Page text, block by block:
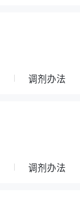
调剂办法
调剂办法